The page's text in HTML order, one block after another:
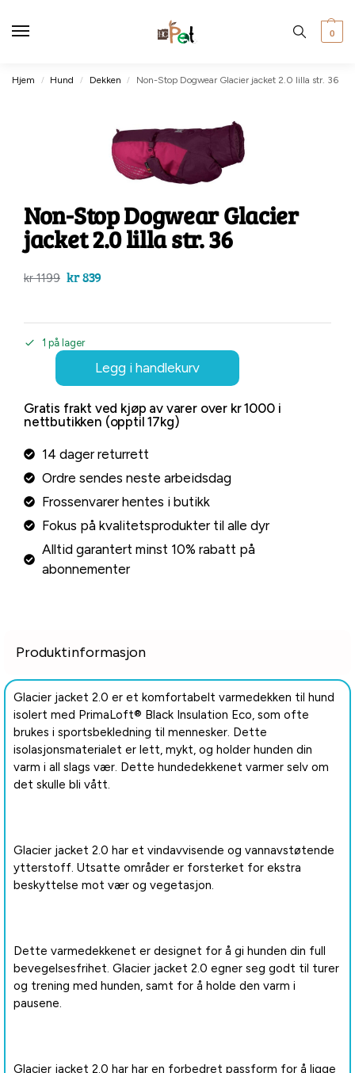
0
Hjem / Hund / Dekken / Non-Stop Dogwear Glacier jacket 2.0 lilla str. 36
Non-Stop Dogwear Glacier
jacket 2.0 lilla str. 36
kr1199 kr839
1 på lager
Legg i handlekurv
Gratis frakt ved kjøp av varer over kr 1000 i
nettbutikken (opptil 17kg)
14 dager returrett
Ordre sendes neste arbeidsdag
Frossenvarer hentes i butikk
Fokus på kvalitetsprodukter til alle dyr
Alltid garantert minst 10% rabatt på
abonnementer
Produktinformasjon
Glacier jacket 2.0 er et komfortabelt varmedekken til hund
isolert med PrimaLoft® Black Insulation Eco, som ofte
brukes i sportsbekledning til mennesker. Dette
isolasjonsmaterialet er lett, mykt, og holder hunden din
varm i all slags vær. Dette hundedekkenet varmer selv om
det skulle bli vått.
Glacier jacket 2.0 har et vindavvisende og vannavstøtende
ytterstoff. Utsatte områder er forsterket for ekstra
beskyttelse mot vær og vegetasjon.
Dette varmedekkenet er designet for å gi hunden din full
bevegelsesfrihet. Glacier jacket 2.0 egner seg godt til turer
og trening med hunden, samt for å holde den varm i
pausene.
Glacier jacket 2.0 har har en forbedret passform for å ligge